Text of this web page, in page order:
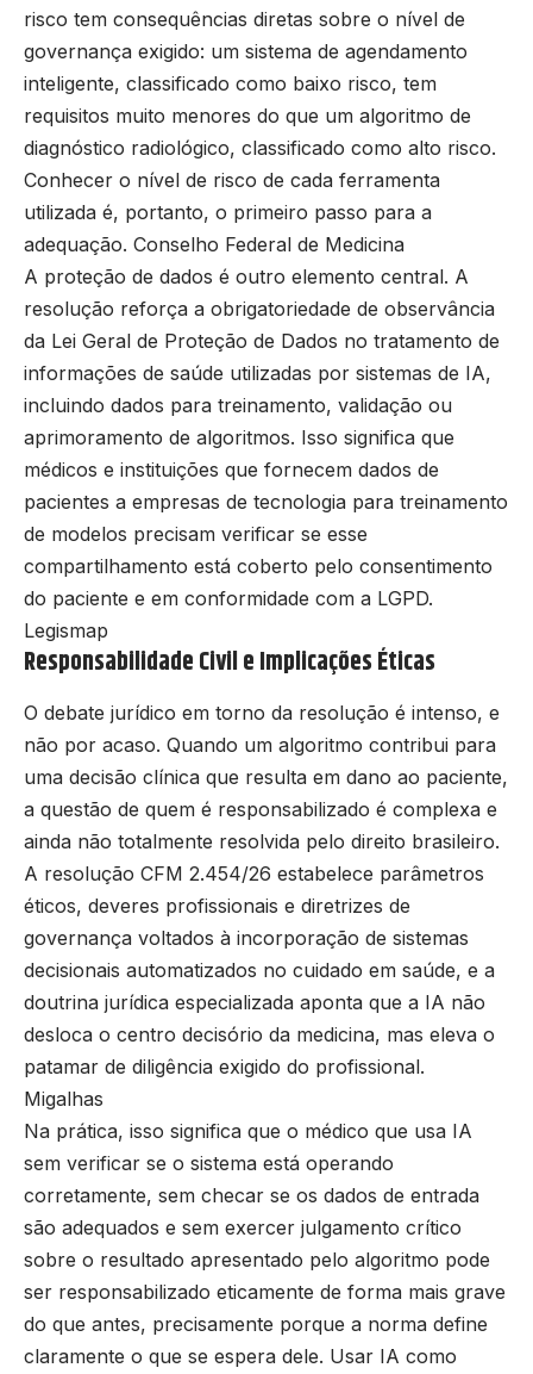
risco tem consequências diretas sobre o nível de
governança exigido: um sistema de agendamento
inteligente, classificado como baixo risco, tem
requisitos muito menores do que um algoritmo de
diagnóstico radiológico, classificado como alto risco.
Conhecer o nível de risco de cada ferramenta
utilizada é, portanto, o primeiro passo para a
adequação. Conselho Federal de Medicina
A proteção de dados é outro elemento central. A
resolução reforça a obrigatoriedade de observância
da Lei Geral de Proteção de Dados no tratamento de
informações de saúde utilizadas por sistemas de IA,
incluindo dados para treinamento, validação ou
aprimoramento de algoritmos. Isso significa que
médicos e instituições que fornecem dados de
pacientes a empresas de tecnologia para treinamento
de modelos precisam verificar se esse
compartilhamento está coberto pelo consentimento
do paciente e em conformidade com a LGPD.
Legismap
Responsabilidade Civil e Implicações Éticas
O debate jurídico em torno da resolução é intenso, e
não por acaso. Quando um algoritmo contribui para
uma decisão clínica que resulta em dano ao paciente,
a questão de quem é responsabilizado é complexa e
ainda não totalmente resolvida pelo direito brasileiro.
A resolução CFM 2.454/26 estabelece parâmetros
éticos, deveres profissionais e diretrizes de
governança voltados à incorporação de sistemas
decisionais automatizados no cuidado em saúde, e a
doutrina jurídica especializada aponta que a IA não
desloca o centro decisório da medicina, mas eleva o
patamar de diligência exigido do profissional.
Migalhas
Na prática, isso significa que o médico que usa IA
sem verificar se o sistema está operando
corretamente, sem checar se os dados de entrada
são adequados e sem exercer julgamento crítico
sobre o resultado apresentado pelo algoritmo pode
ser responsabilizado eticamente de forma mais grave
do que antes, precisamente porque a norma define
claramente o que se espera dele. Usar IA como